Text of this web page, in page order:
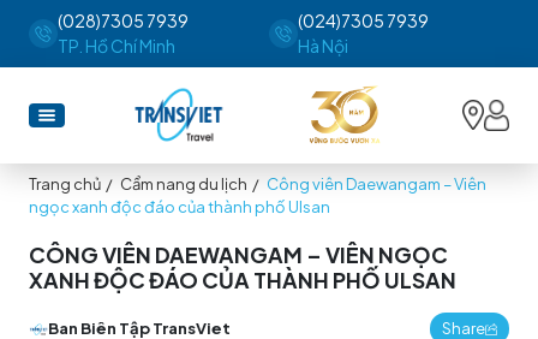
(028)7305 7939
TP. Hồ Chí Minh
(024)7305 7939
Hà Nội
Trang chủ / Cẩm nang du lịch / Công viên Daewangam – Viên
ngọc xanh độc đáo của thành phố Ulsan
CÔNG VIÊN DAEWANGAM – VIÊN NGỌC
XANH ĐỘC ĐÁO CỦA THÀNH PHỐ ULSAN
Ban Biên Tập TransViet Share